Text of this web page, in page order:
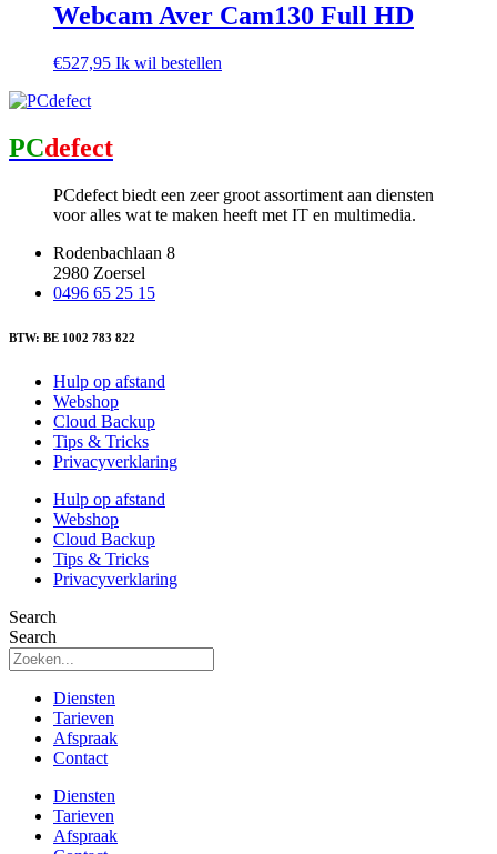
Webcam Aver Cam130 Full HD
€527,95 Ik wil bestellen
PCdefect
PCdefect biedt een zeer groot assortiment aan diensten
voor alles wat te maken heeft met IT en multimedia.
Rodenbachlaan 8
2980 Zoersel
0496 65 25 15
BTW: BE 1002 783 822
Hulp op afstand
Webshop
Cloud Backup
Tips & Tricks
Privacyverklaring
Hulp op afstand
Webshop
Cloud Backup
Tips & Tricks
Privacyverklaring
Search
Search
Diensten
Tarieven
Afspraak
Contact
Diensten
Tarieven
Afspraak